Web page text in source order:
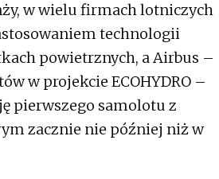
w wielu firmach lotniczych
technologii
powietrznych, a Airbus –
w projekcie ECOHYDRO –
pierwszego samolotu z
zacznie nie później niż w